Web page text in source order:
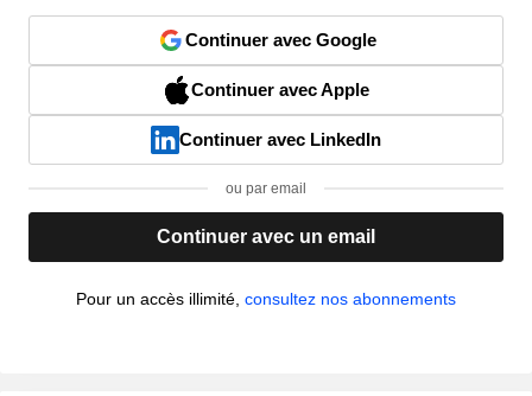
Continuer avec Google
Continuer avec Apple
Continuer avec LinkedIn
ou par email
Continuer avec un email
Pour un accès illimité, consultez nos abonnements